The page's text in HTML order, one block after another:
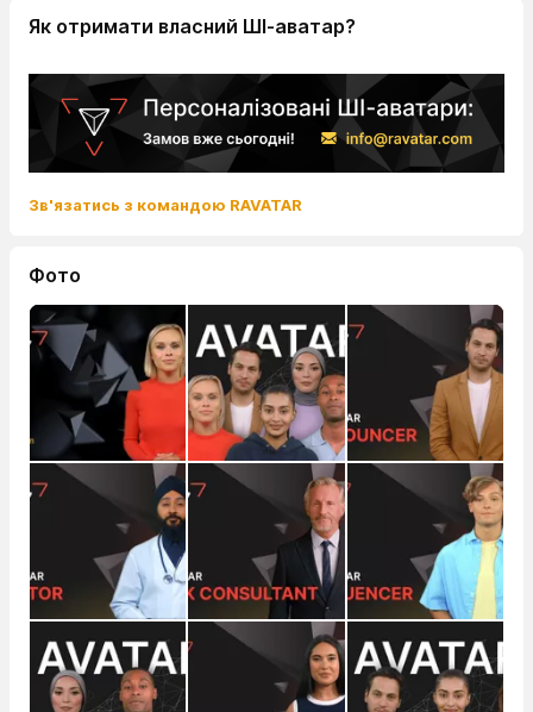
Як отримати власний ШІ-аватар?
Зв'язатись з командою RAVATAR
Фото